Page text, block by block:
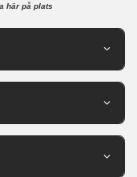
här på plats